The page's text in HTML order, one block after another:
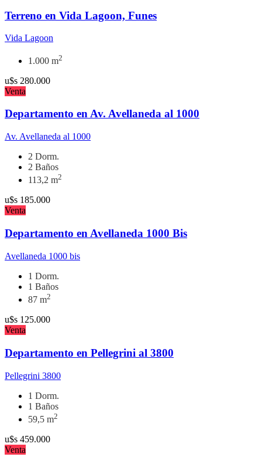
Terreno en Vida Lagoon, Funes
Vida Lagoon
1.000 m2
u$s 280.000
Venta
Departamento en Av. Avellaneda al 1000
Av. Avellaneda al 1000
2 Dorm.
2 Baños
113,2 m2
u$s 185.000
Venta
Departamento en Avellaneda 1000 Bis
Avellaneda 1000 bis
1 Dorm.
1 Baños
87 m2
u$s 125.000
Venta
Departamento en Pellegrini al 3800
Pellegrini 3800
1 Dorm.
1 Baños
59,5 m2
u$s 459.000
Venta